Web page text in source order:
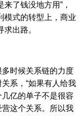
了钱没地方用”，
模式的转型上，商业
出路。
时候关系链的力度
系，“如果有人给我
亿的单子不是很容
这个关系。所以我